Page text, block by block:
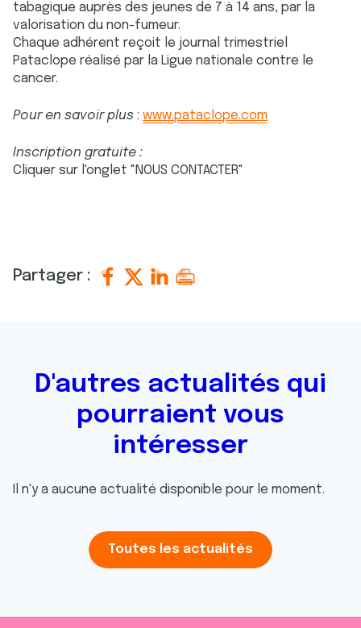
tabagique auprès des jeunes de 7 à 14 ans, par la
valorisation du non-fumeur.
Chaque adhérent reçoit le journal trimestriel
Pataclope réalisé par la Ligue nationale contre le
cancer.
Pour en savoir plus : www.pataclope.com
Inscription gratuite :
Cliquer sur l'onglet "NOUS CONTACTER"
Partager :
D'autres actualités qui
pourraient vous
intéresser
Il n'y a aucune actualité disponible pour le moment.
Toutes les actualités